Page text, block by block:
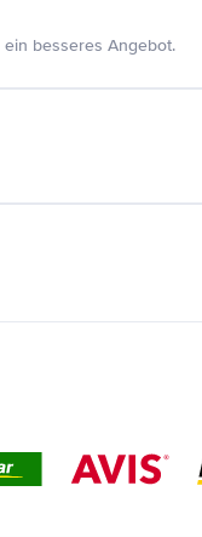
ein besseres Angebot.